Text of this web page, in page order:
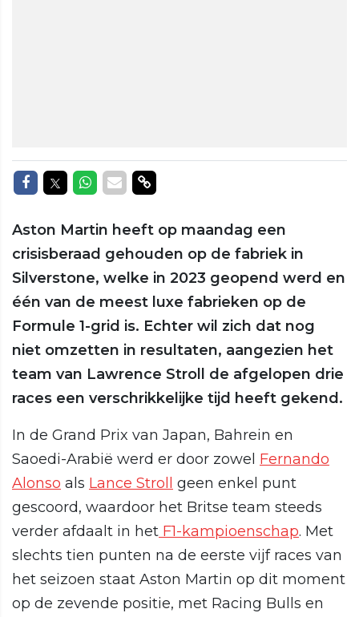
Delen op Facebook
Delen op Twitter
Delen op Whatsapp
Delen via Mail
Delen via link
Aston Martin heeft op maandag een
crisisberaad gehouden op de fabriek in
Silverstone, welke in 2023 geopend werd en
één van de meest luxe fabrieken op de
Formule 1-grid is. Echter wil zich dat nog
niet omzetten in resultaten, aangezien het
team van Lawrence Stroll de afgelopen drie
races een verschrikkelijke tijd heeft gekend.
In de Grand Prix van Japan, Bahrein en
Saoedi-Arabië werd er door zowel Fernando
Alonso als Lance Stroll geen enkel punt
gescoord, waardoor het Britse team steeds
verder afdaalt in het F1-kampioenschap. Met
slechts tien punten na de eerste vijf races van
het seizoen staat Aston Martin op dit moment
op de zevende positie, met Racing Bulls en